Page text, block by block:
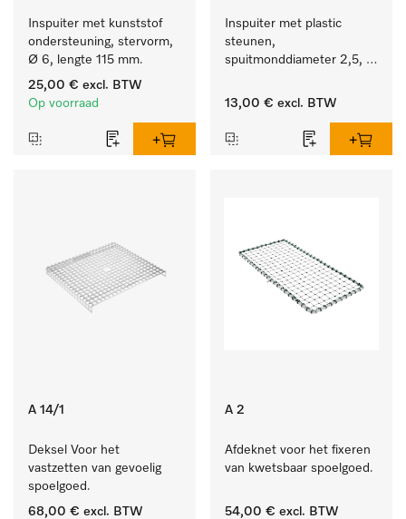
Inspuiter met kunststof
ondersteuning, stervorm,
Ø 6, lengte 115 mm.
25,00 € excl. BTW
Op voorraad
Inspuiter met plastic
steunen,
spuitmonddiameter 2,5,
13,00 € excl. BTW
A 14/1
Deksel Voor het
vastzetten van gevoelig
spoelgoed.
68,00 € excl. BTW
A 2
Afdeknet voor het fixeren
van kwetsbaar spoelgoed.
54,00 € excl. BTW